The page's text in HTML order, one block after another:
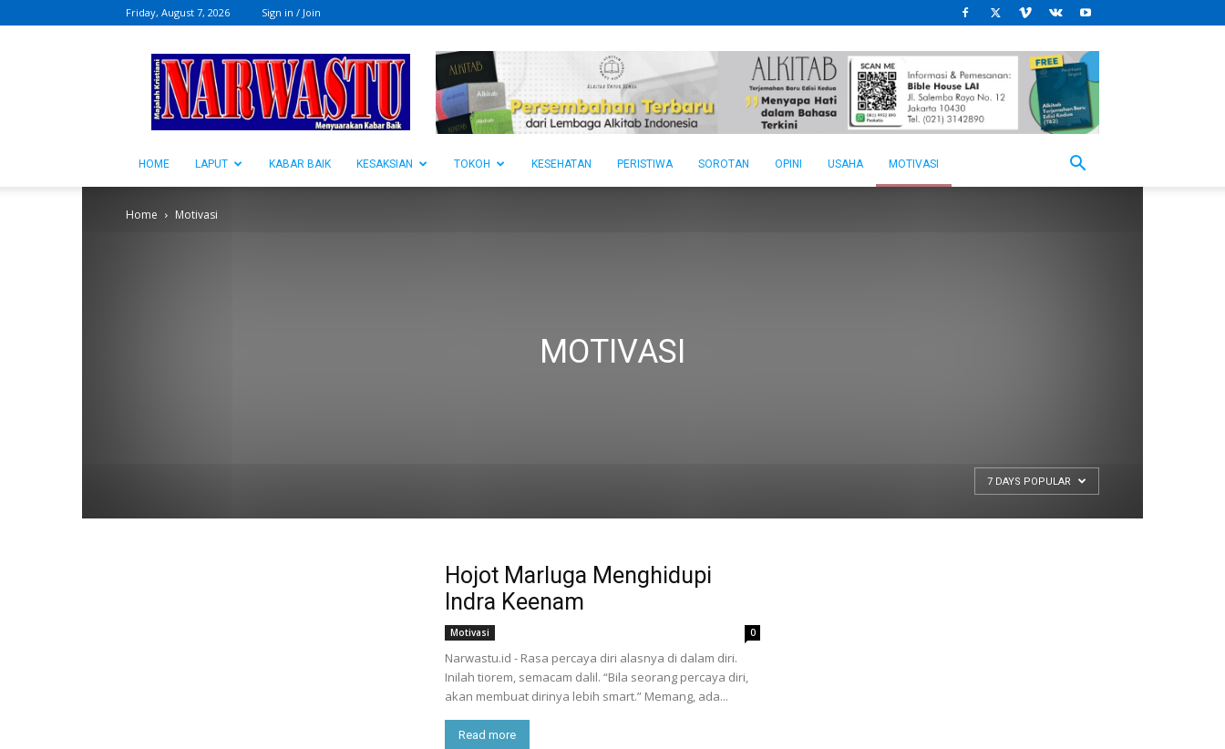
Friday, August 7, 2026 Sign in / Join
NARWASTU.ID
HOME LAPUT KABAR BAIK KESAKSIAN TOKOH KESEHATAN PERISTIWA SOROTAN OPINI USAHA MOTIVASI
Home Motivasi
MOTIVASI
7 DAYS POPULAR
Hojot Marluga Menghidupi
Indra Keenam
Motivasi 0
Narwastu.id - Rasa percaya diri alasnya di dalam diri.
Inilah tiorem, semacam dalil. “Bila seorang percaya diri,
akan membuat dirinya lebih smart.” Memang, ada...
Read more